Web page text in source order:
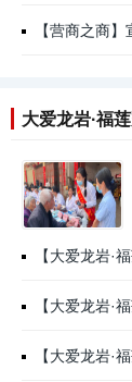
【营商之商
大爱龙岩·福
【大爱龙岩·
【大爱龙岩·